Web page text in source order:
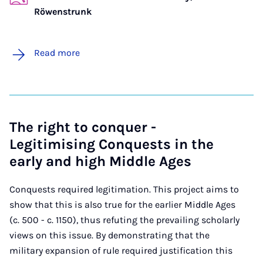
Röwenstrunk
Read more
The right to conquer -
Legitimising Conquests in the
early and high Middle Ages
Conquests required legitimation. This project aims to
show that this is also true for the earlier Middle Ages
(c. 500 - c. 1150), thus refuting the prevailing scholarly
views on this issue. By demonstrating that the
military expansion of rule required justification this